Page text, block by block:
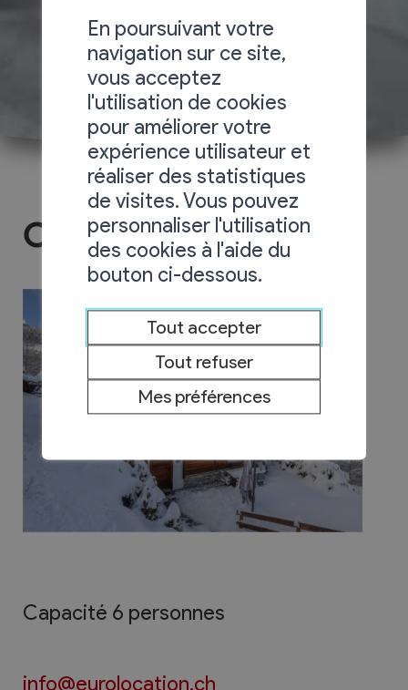
Chalet Chloé
Capacité 6 personnes
info@eurolocation.ch
En poursuivant votre
navigation sur ce site,
vous acceptez
l'utilisation de cookies
pour améliorer votre
expérience utilisateur et
réaliser des statistiques
de visites. Vous pouvez
personnaliser l'utilisation
des cookies à l'aide du
bouton ci-dessous.
Tout accepter
Tout refuser
Mes préférences